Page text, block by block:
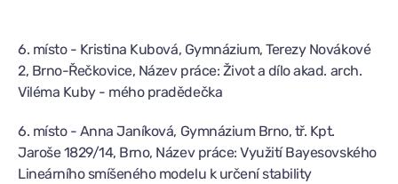
6. místo - Kristina Kubová, Gymnázium, Terezy Novákové
2, Brno-Řečkovice, Název práce: Život a dílo akad. arch.
Viléma Kuby - mého pradědečka
6. místo - Anna Janíková, Gymnázium Brno, tř. Kpt.
Jaroše 1829/14, Brno, Název práce: Využití Bayesovského
Lineárního smíšeného modelu k určení stability